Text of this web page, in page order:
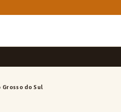
do Sul